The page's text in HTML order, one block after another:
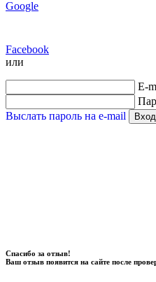
Google
Facebook
или
E-
Выслать пароль на e-mail
Вход
Спасибо за отзыв!
Ваш отзыв появится на сайте после